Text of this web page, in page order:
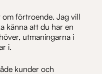
förtroende. Jag vill
känna att du har en
utmaningarna i
i.
kunder och